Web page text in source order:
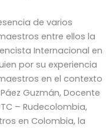
de varios
entre ellos la
Internacional en
por su experiencia
en el contexto
Guzmán, Docente
– Rudecolombia,
en Colombia, la